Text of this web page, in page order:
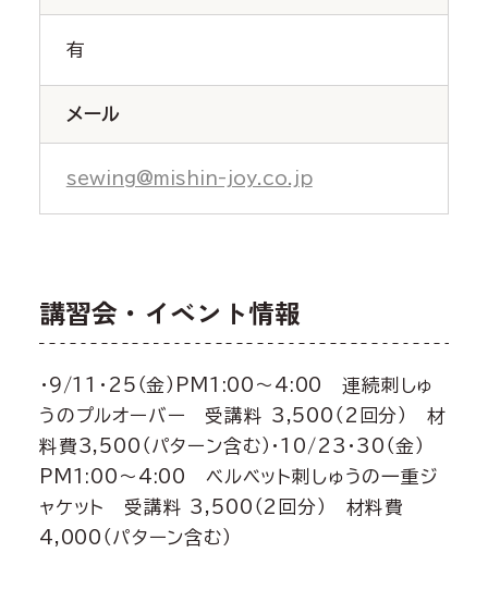
有
メール
sewing@mishin-joy.co.jp
講習会・イベント情報
・9/11・25（金）PM1:00～4:00 連続刺しゅ
うのプルオーバー 受講料 3,500（2回分） 材
料費3,500（パターン含む）・10/23・30（金）
PM1:00～4:00 ベルベット刺しゅうの一重ジ
ャケット 受講料 3,500（2回分） 材料費
4,000（パターン含む）